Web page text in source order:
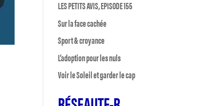
LES PETITS AVIS, EPISODE 155
Sur la face cachée
Sport & croyance
L’adoption pour les nuls
Voir le Soleil et garder le cap